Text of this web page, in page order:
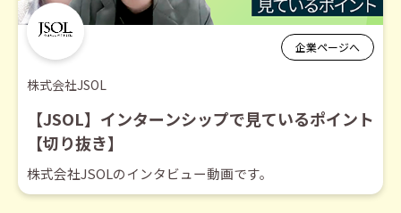
企業ページへ
株式会社JSOL
【JSOL】インターンシップで見ているポイント
【切り抜き】
株式会社JSOLのインタビュー動画です。